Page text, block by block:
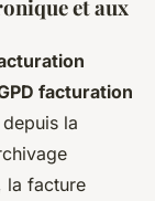
et aux
facturation
la
la facture